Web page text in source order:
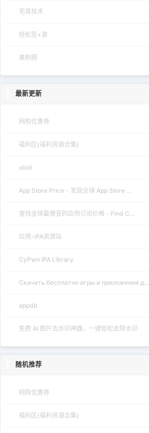
宅哥技术
轻松签+源
果粉圈
最新更新
网购优惠券
福利区(福利资源合集)
olioli
App Store Price - 发现全球 App Store ...
查找全球最便宜的应用订阅价格 - Find C...
应用-iPA资源站
CyPwn IPA Library
Скачать бесплатно игры и приложения д...
appdb
免费 AI 图片去水印神器，一键轻松去除水印
随机推荐
网购优惠券
福利区(福利资源合集)